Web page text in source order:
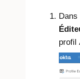
Dans
profil